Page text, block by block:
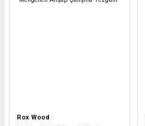
Rox Wood